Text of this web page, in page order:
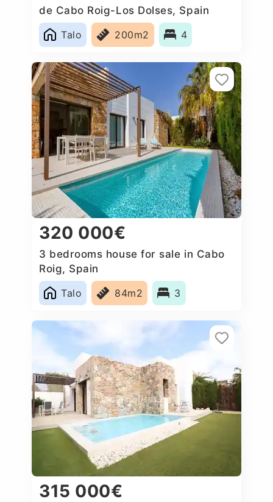
de Cabo Roig-Los Dolses, Spain
Talo
200m2 4
320 000€
3 bedrooms house for sale in Cabo
Roig, Spain
Talo
84m2 3
315 000€